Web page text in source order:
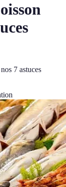
7 astuces